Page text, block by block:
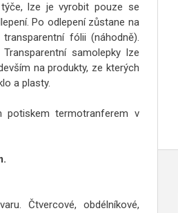
lze je vyrobit pouze se
Po odlepení zůstane na
fólii (náhodně).
samolepky lze
na produkty, ze kterých
a plasty.
potiskem termotranferem v
Čtvercové, obdélníkové,